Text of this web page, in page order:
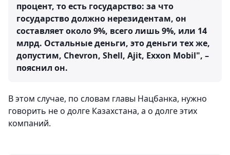
процент, то есть государство: за что
государство должно нерезидентам, он
составляет около 9%, всего лишь 9%, или 14
млрд. Остальные деньги, это деньги тех же,
допустим, Chevron, Shell, Ajit, Exxon Mobil", –
пояснил он.
В этом случае, по словам главы Нацбанка, нужно
говорить не о долге Казахстана, а о долге этих
компаний.